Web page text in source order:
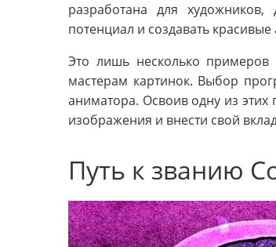
разработана для
потенциал и создавать
Это лишь несколько
мастерам картинок. Выбор
аниматора. Освоив одну из
изображения и внести свой
Путь к званию